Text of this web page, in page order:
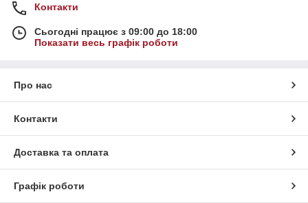
Контакти
Сьогодні працює з 09:00 до 18:00
Показати весь графік роботи
Про нас
Контакти
Доставка та оплата
Графік роботи